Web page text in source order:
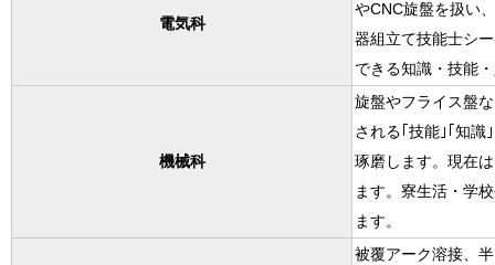
電気科
やCNC旋盤を扱い
器組立て技能士シ
できる知識・技能
機械科
旋盤やフライス盤
される｢技能｣｢知識
琢磨します。現在
ます。寮生活・学
ます。
被覆アーク溶接、